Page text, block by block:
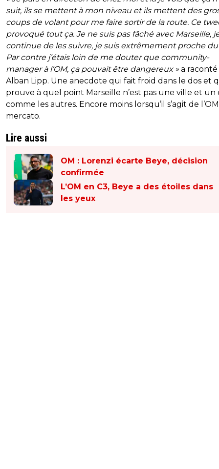
suit, ils se mettent à mon niveau et ils mettent des
coups de volant pour me faire sortir de la route. Ce
provoqué tout ça. Je ne suis pas fâché avec Marseille,
continue de les suivre, je suis extrêmement proche
Par contre j’étais loin de me douter que community-
manager à l’OM, ça pouvait être dangereux » a raconté
Alban Lipp. Une anecdote qui fait froid dans le dos et
prouve à quel point Marseille n’est pas une ville et un
comme les autres. Encore moins lorsqu’il s’agit de
mercato.
Lire aussi
OM : Lorenzi écarte Beye, décision
confirmée
L’OM en C3, Beye a des étoiles dans
les yeux